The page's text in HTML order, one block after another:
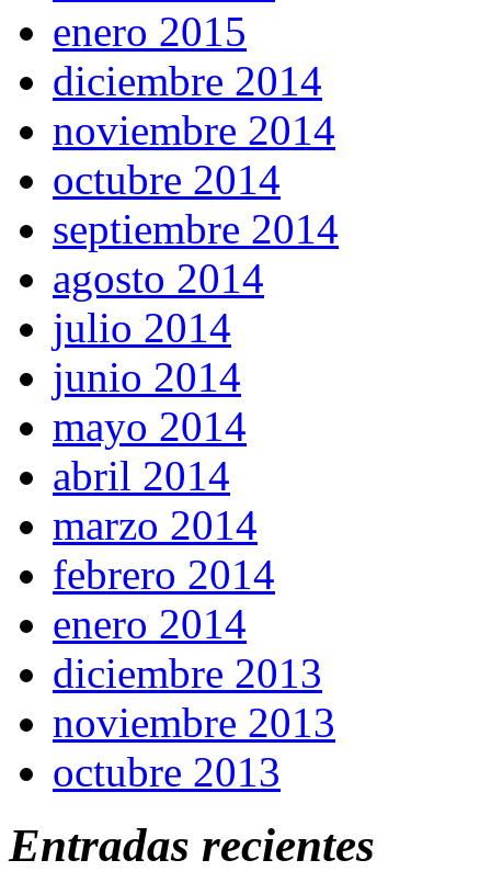
enero 2015
diciembre 2014
noviembre 2014
octubre 2014
septiembre 2014
agosto 2014
julio 2014
junio 2014
mayo 2014
abril 2014
marzo 2014
febrero 2014
enero 2014
diciembre 2013
noviembre 2013
octubre 2013
Entradas recientes